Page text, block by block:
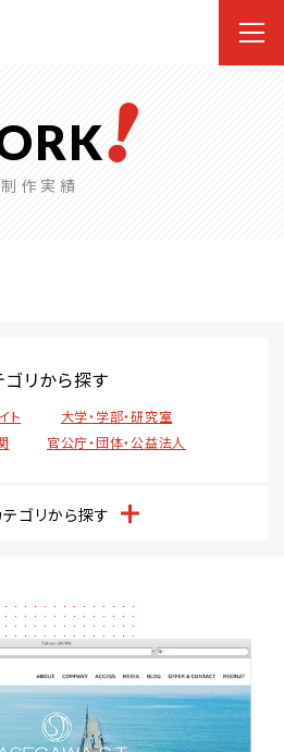
制作実績
ゴリから探す
ト
大学・学部・研究室
官公庁・団体・公益法人
ゴリから探す